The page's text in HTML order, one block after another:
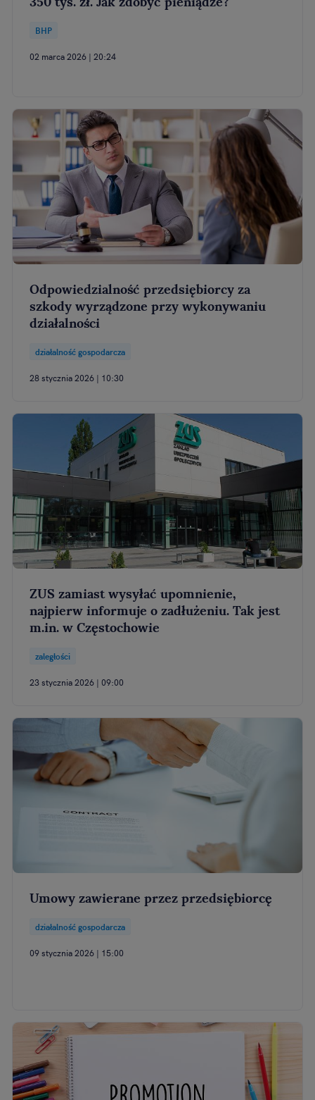
BHP
02 marca 2026 | 20:24
Odpowiedzialność przedsiębiorcy za
szkody wyrządzone przy wykonywaniu
działalności
działalność gospodarcza
28 stycznia 2026 | 10:30
ZUS zamiast wysyłać upomnienie,
najpierw informuje o zadłużeniu. Tak jest
m.in. w Częstochowie
zaległości
23 stycznia 2026 | 09:00
Umowy zawierane przez przedsiębiorcę
działalność gospodarcza
09 stycznia 2026 | 15:00